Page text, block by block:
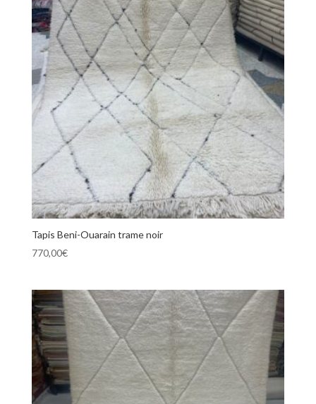
Tapis Beni-Ouarain trame noir
770,00€